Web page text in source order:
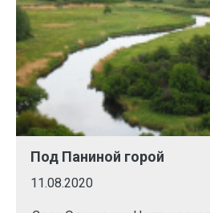
Под Паниной горой
11.08.2020